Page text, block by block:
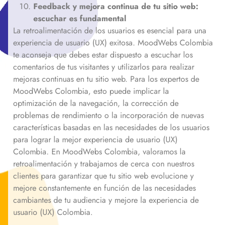
Feedback y mejora continua de tu sitio web:
escuchar es fundamental
La retroalimentación de los usuarios es esencial para una
experiencia de usuario (UX) exitosa. MoodWebs Colombia
te aconseja que debes estar dispuesto a escuchar los
comentarios de tus visitantes y utilizarlos para realizar
mejoras continuas en tu sitio web. Para los expertos de
MoodWebs Colombia, esto puede implicar la
optimización de la navegación, la corrección de
problemas de rendimiento o la incorporación de nuevas
características basadas en las necesidades de los usuarios
para lograr la mejor experiencia de usuario (UX)
Colombia. En MoodWebs Colombia, valoramos la
retroalimentación y trabajamos de cerca con nuestros
clientes para garantizar que tu sitio web evolucione y
mejore constantemente en función de las necesidades
cambiantes de tu audiencia y mejore la experiencia de
usuario (UX) Colombia.